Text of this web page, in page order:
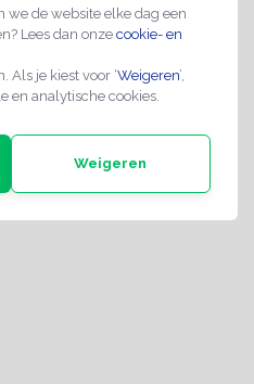
we de website elke dag een
Lees dan onze cookie- en
Als je kiest voor ‘Weigeren’,
en analytische cookies.
Weigeren